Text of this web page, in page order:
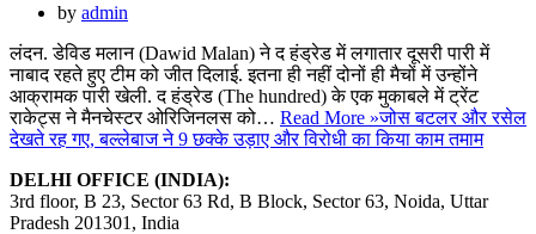
by admin
लंदन. डेविड मलान (Dawid Malan) ने द हंड्रेड में लगातार दूसरी पारी में
नाबाद रहते हुए टीम को जीत दिलाई. इतना ही नहीं दोनों ही मैचों में उन्होंने
आक्रामक पारी खेली. द हंड्रेड (The hundred) के एक मुकाबले में ट्रेंट
राकेट्स ने मैनचेस्टर ओरिजिनलस को… Read More »जोस बटलर और रसेल
देखते रह गए, बल्लेबाज ने 9 छक्के उड़ाए और विरोधी का किया काम तमाम
DELHI OFFICE (INDIA):
3rd floor, B 23, Sector 63 Rd, B Block, Sector 63, Noida, Uttar
Pradesh 201301, India